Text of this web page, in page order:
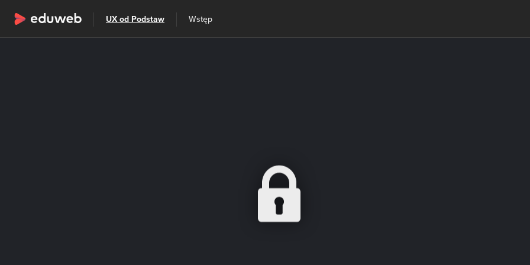
Wszystkie kategorie
UX od Podstaw Wstęp